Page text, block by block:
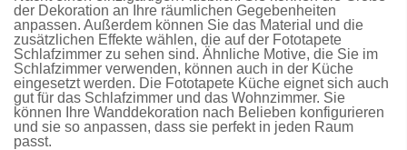
der Dekoration an Ihre räumlichen Gegebenheiten
anpassen. Außerdem können Sie das Material und die
zusätzlichen Effekte wählen, die auf der Fototapete
Schlafzimmer zu sehen sind. Ähnliche Motive, die Sie im
Schlafzimmer verwenden, können auch in der Küche
eingesetzt werden. Die Fototapete Küche eignet sich auch
gut für das Schlafzimmer und das Wohnzimmer. Sie
können Ihre Wanddekoration nach Belieben konfigurieren
und sie so anpassen, dass sie perfekt in jeden Raum
passt.